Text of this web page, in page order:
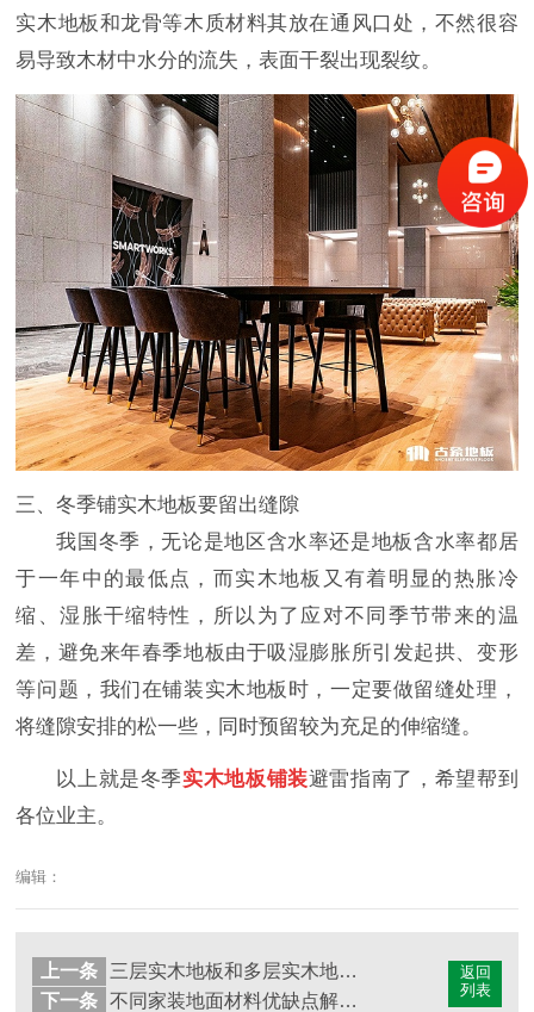
实木地板和龙骨等木质材料其放在通风口处，不然很容
易导致木材中水分的流失，表面干裂出现裂纹。
三、冬季铺实木地板要留出缝隙
我国冬季，无论是地区含水率还是地板含水率都居
于一年中的最低点，而实木地板又有着明显的热胀冷
缩、湿胀干缩特性，所以为了应对不同季节带来的温
差，避免来年春季地板由于吸湿膨胀所引发起拱、变形
等问题，我们在铺装实木地板时，一定要做留缝处理，
将缝隙安排的松一些，同时预留较为充足的伸缩缝。
以上就是冬季实木地板铺装避雷指南了，希望帮到
各位业主。
编辑：
返回
列表
上一条
三层实木地板和多层实木地板有哪些区别
下一条
不同家装地面材料优缺点解析知多少